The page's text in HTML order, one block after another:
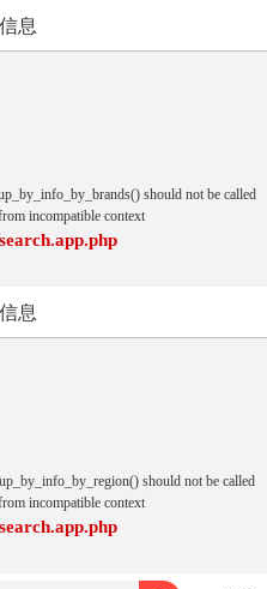
息
should not be called
incompatible context
息
should not be called
incompatible context